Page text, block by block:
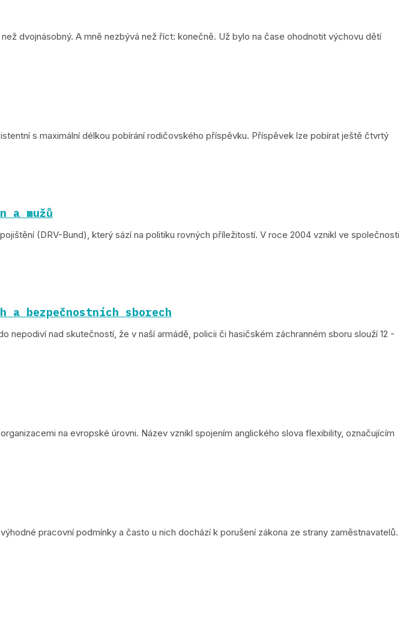
dvojnásobný. A mně nezbývá než říct: konečně. Už bylo na čase ohodnotit výchovu dětí
s maximální délkou pobírání rodičovského příspěvku. Příspěvek lze pobírat ještě čtvrtý
a mužů
(DRV-Bund), který sází na politiku rovných příležitostí. V roce 2004 vznikl ve společnosti
a bezpečnostních sborech
nad skutečností, že v naší armádě, policii či hasičském záchranném sboru slouží 12 -
na evropské úrovni. Název vznikl spojením anglického slova flexibility, označujícím
pracovní podmínky a často u nich dochází k porušení zákona ze strany zaměstnavatelů.